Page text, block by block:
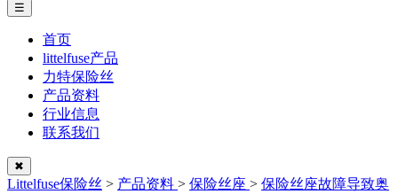
☰
首页
littelfuse产品
力特保险丝
产品资料
行业信息
联系我们
✖
Littelfuse保险丝 > 产品资料 > 保险丝座 > 保险丝座故障导致奥